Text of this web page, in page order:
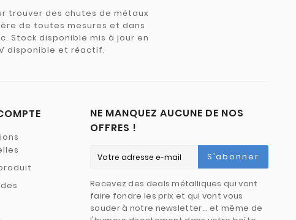
trouver des chutes de métaux
de toutes mesures et dans
Stock disponible mis à jour en
disponible et réactif.
NE MANQUEZ AUCUNE DE NOS
OFFRES !
S’abonner
Recevez des deals métalliques qui vont
faire fondre les prix et qui vont vous
souder à notre newsletter… et même de